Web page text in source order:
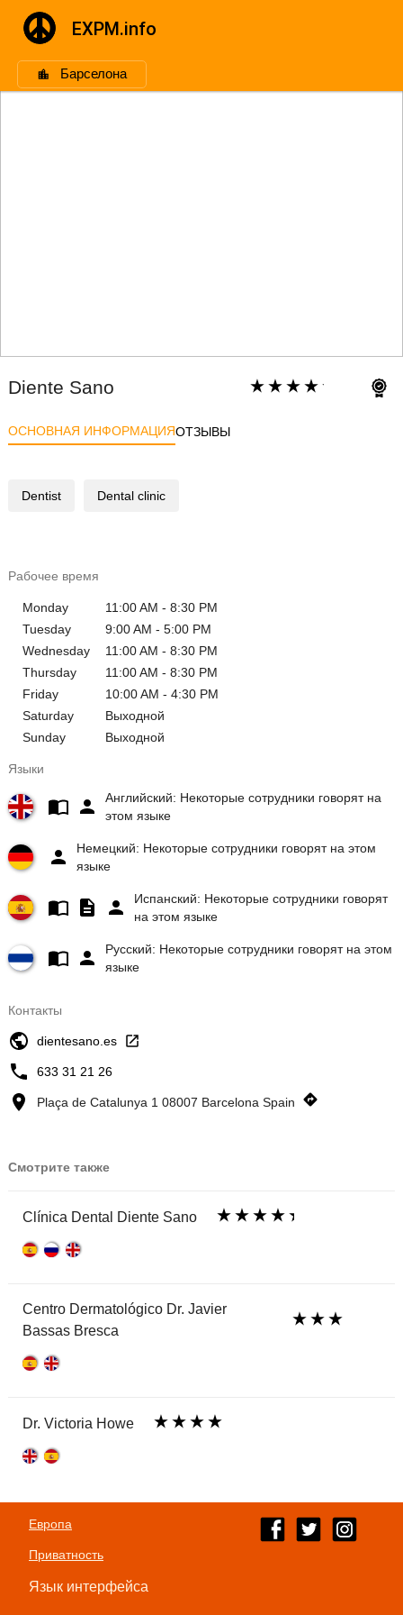
EXPM.info
Барселона
Diente Sano
ОСНОВНАЯ ИНФОРМАЦИЯОТЗЫВЫ
Dentist Dental clinic
Рабочее время
Monday
11:00 AM - 8:30 PM
Tuesday
9:00 AM - 5:00 PM
Wednesday
11:00 AM - 8:30 PM
Thursday
11:00 AM - 8:30 PM
Friday
10:00 AM - 4:30 PM
Saturday
Выходной
Sunday
Выходной
Языки
Английский: Некоторые сотрудники говорят на
этом языке
Немецкий: Некоторые сотрудники говорят на этом
языке
Испанский: Некоторые сотрудники говорят
на этом языке
Русский: Некоторые сотрудники говорят на этом
языке
Контакты
dientesano.es
633 31 21 26
Plaça de Catalunya 1 08007 Barcelona Spain
Смотрите также
Clínica Dental Diente Sano
Centro Dermatológico Dr. Javier
Bassas Bresca
Dr. Victoria Howe
Европа
Приватность
Язык интерфейса